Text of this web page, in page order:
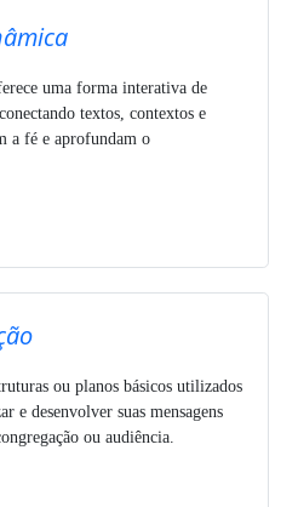
uma forma interativa de
textos, contextos e
a fé e aprofundam o
ou planos básicos utilizados
e desenvolver suas mensagens
ou audiência.